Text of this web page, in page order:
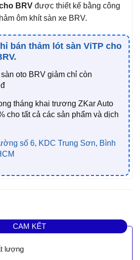
BRV được thiết kế bằng công
ôm khít sàn xe BRV.
bán thảm lót sàn ViTP cho
oto BRV giảm chỉ còn
tháng khai trương ZKar Auto
cho tất cả các sản phẩm và dịch
số 6, KDC Trung Sơn, Bình
CAM KẾT
lượng